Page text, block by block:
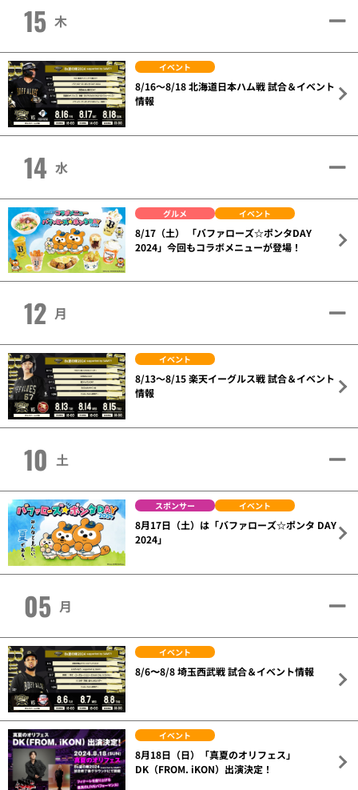
15 木
イベント
8/16～8/18 北海道日本ハム戦 試合＆イベント
情報
14 水
グルメ イベント
8/17（土） 「バファローズ☆ポンタDAY
2024」今回もコラボメニューが登場！
12 月
イベント
8/13～8/15 楽天イーグルス戦 試合＆イベント
情報
10 土
スポンサー イベント
8月17日（土）は「バファローズ☆ポンタ DAY
2024」
05 月
イベント
8/6〜8/8 埼玉西武戦 試合＆イベント情報
イベント
8月18日（日）「真夏のオリフェス」
DK（FROM. iKON）出演決定！